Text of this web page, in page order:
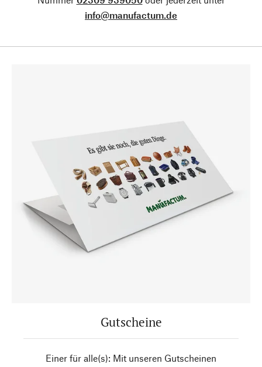
info@manufactum.de
Gutscheine
Einer für alle(s): Mit unseren Gutscheinen